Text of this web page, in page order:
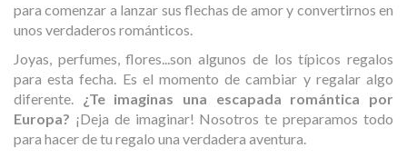
para comenzar a lanzar sus flechas de amor y convertirnos en
unos verdaderos románticos.
Joyas, perfumes, flores...son algunos de los típicos regalos
para esta fecha. Es el momento de cambiar y regalar algo
diferente. ¿Te imaginas una escapada romántica por
Europa? ¡Deja de imaginar! Nosotros te preparamos todo
para hacer de tu regalo una verdadera aventura.